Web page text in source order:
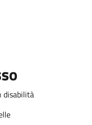
disabilità